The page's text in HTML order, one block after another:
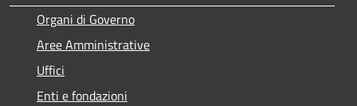
Organi di Governo
Aree Amministrative
Uffici
Enti e fondazioni